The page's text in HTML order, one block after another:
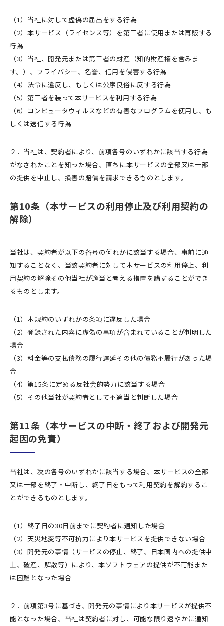
（1）当社に対して虚偽の届出をする行為
（2）本サービス（ライセンス等）を第三者に使用または再販する
行為
（3）当社、開発元または第三者の財産（知的財産権を含みま
す。）、プライバシー、名誉、信用を侵害する行為
（4）法令に違反し、もしくは公序良俗に反する行為
（5）第三者を装って本サービスを利用する行為
（6）コンピュータウィルスなどの有害なプログラムを使用し、も
しくは送信する行為
２．当社は、契約者により、前項各号のいずれかに該当する行為
がなされたことを知った場合、直ちに本サービスの全部又は一部
の提供を中止し、損害の賠償を請求できるものとします。
第10条（本サービスの利用停止及び利用契約の
解除）
当社は、契約者が以下の各号の何れかに該当する場合、事前に通
知することなく、当該契約者に対して本サービスの利用停止、利
用契約の解除その他当社が適当と考える措置を講ずることができ
るものとします。
（1）本規約のいずれかの条項に違反した場合
（2）登録された内容に虚偽の事項が含まれていることが判明した
場合
（3）料金等の支払債務の履行遅延その他の債務不履行があった場
合
（4）第15条に定める反社会的勢力に該当する場合
（5）その他当社が契約者として不適当と判断した場合
第11条（本サービスの中断・終了および開発元
起因の免責）
当社は、次の各号のいずれかに該当する場合、本サービスの全部
又は一部を終了・中断し、終了日をもって利用契約を解約するこ
とができるものとします。
（1）終了日の30日前までに契約者に通知した場合
（2）天災地変等不可抗力により本サービスを提供できない場合
（3）開発元の事情（サービスの停止、終了、日本国内への提供中
止、破産、解散等）により、本ソフトウェアの提供が不可能また
は困難となった場合
２．前項第3号に基づき、開発元の事情により本サービスが提供不
能となった場合、当社は契約者に対し、可能な限り速やかに通知